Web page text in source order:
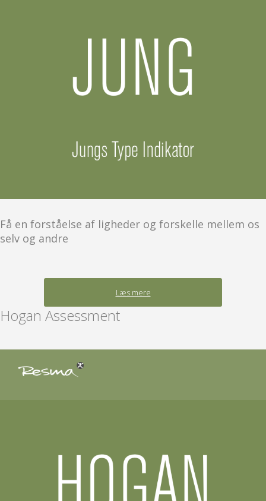
Få en forståelse af ligheder og forskelle mellem os
selv og andre
Læs mere
Hogan Assessment